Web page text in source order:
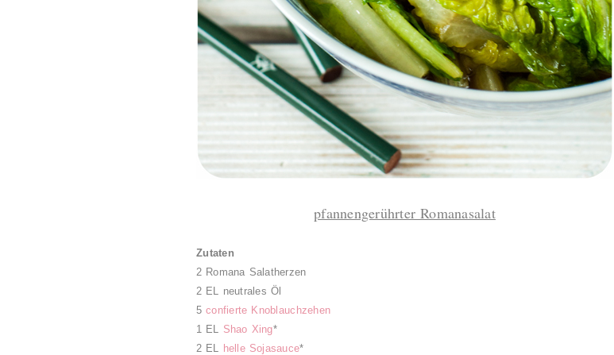
pfannengerührter Romanasalat
Zutaten
2 Romana Salatherzen
2 EL neutrales Öl
5confierte Knoblauchzehen
1 EL Shao Xing*
2 EL helle Sojasauce*